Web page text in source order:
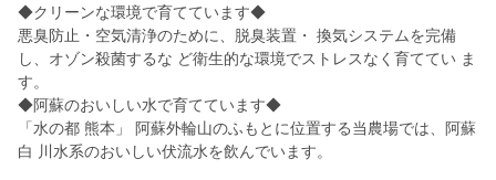
◆クリーンな環境で育てています◆
悪臭防止・空気清浄のために、脱臭装置・ 換気システムを完備
し、オゾン殺菌するな ど衛生的な環境でストレスなく育ててい ま
す。
◆阿蘇のおいしい水で育てています◆
「水の都 熊本」 阿蘇外輪山のふもとに位置する当農場では、阿蘇
白 川水系のおいしい伏流水を飲んでいます。